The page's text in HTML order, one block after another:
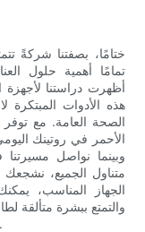
ختامًا، بصفتنا شركةً
تمامًا أهمية حلول
أظهرت دراستنا لأجهزة
هذه الأدوات
الصحة العامة. مع توفر
الأحمر في روتينك
وبينما نواصل مسيرتنا
متناول الجميع،
الجهاز المناسب،
والتمتع ببشرة متألقة
شريكك الموثوق في رحلتك نحو بشرة مشرقة.